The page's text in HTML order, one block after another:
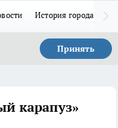
История города Н
Принять
карапуз»